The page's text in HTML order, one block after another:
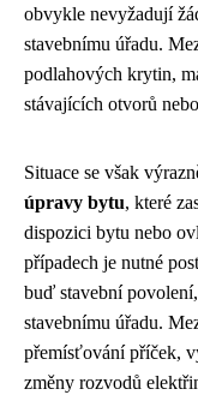
obvykle nevyžadují
stavebnímu úřadu.
podlahových krytin,
stávajících otvorů
Situace se však
úpravy bytu, které
dispozici bytu nebo
případech je nutné
buď stavební
stavebnímu úřadu.
přemísťování příček,
změny rozvodů